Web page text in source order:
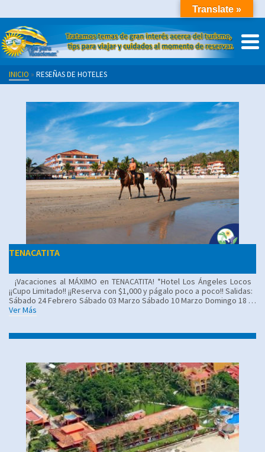
INICIO » RESEÑAS DE HOTELES
TENACATITA
¡Vacaciones al MÁXIMO en TENACATITA! *Hotel Los Ángeles Locos
¡¡Cupo Limitado!! ¡¡Reserva con $1,000 y págalo poco a poco!! Salidas:
Sábado 24 Febrero Sábado 03 Marzo Sábado 10 Marzo Domingo 18 …
Ver Más
Translate »